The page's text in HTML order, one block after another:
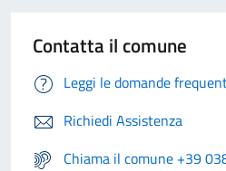
Contatta il comune
Leggi le domande
Richiedi Assistenza
Chiama il comune +39